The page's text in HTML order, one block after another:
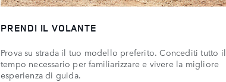
PRENDI IL VOLANTE
Prova su strada il tuo modello preferito. Concediti tutto il
tempo necessario per familiarizzare e vivere la migliore
esperienza di guida.